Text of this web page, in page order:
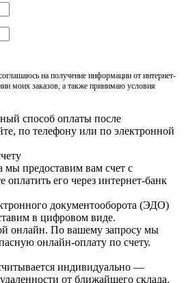
на получение информации от интернет-
моих заказов, а также принимаю условия
способ оплаты после
по телефону или по электронной
мы предоставим вам счет с
его через интернет-банк
документооборота (ЭДО)
в цифровом виде.
онлайн. По вашему запросу мы
онлайн-оплату по счету.
индивидуально —
от ближайшего склада.